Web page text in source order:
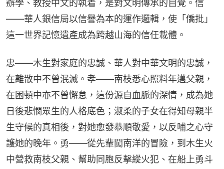
辦學、教授中文的執着，是對文明傳承的自覺。信
——華人銀信局以信譽為本的運作邏輯，使「僑批」
這一世界記憶遺產成為跨越山海的信任載體。
忠——木生對家庭的忠誠、華人對中華文明的忠誠，
在離散中不曾泯滅。孝——南枝悉心照料年邁父親，
在困頓中亦不曾懈怠，這份源自血脈的深情，成為她
日後悲憫眾生的人格底色；淑柔的子女在得知母親半
生守候的真相後，對她愈發恭順敬愛，以反哺之心守
護她的晚年。勇——從先輩闖南洋的冒險，到木生火
中營救南枝父親、幫助同胞反擊縱火犯、在船上勇斗